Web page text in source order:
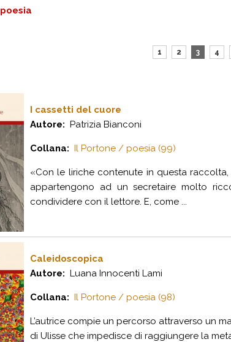
poesia
1 2 3 4
I cassetti del cuore
Autore: Patrizia Bianconi
Collana: Il Portone / poesia (99)
«Con le liriche contenute in questa
appartengono ad un secretaire molto
condividere con il lettore. E, come ...
Caleidoscopica
Autore: Luana Innocenti Lami
Collana: Il Portone / poesia (98)
L’autrice compie un percorso attraverso un
di Ulisse che impedisce di raggiungere la